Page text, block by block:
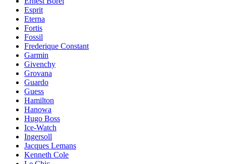
Esprit
Eterna
Fortis
Fossil
Frederique Constant
Garmin
Givenchy
Grovana
Guardo
Guess
Hamilton
Hanowa
Hugo Boss
Ice-Watch
Ingersoll
Jacques Lemans
Kenneth Cole